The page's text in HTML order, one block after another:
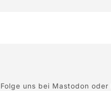
Folge uns bei Mastodon oder